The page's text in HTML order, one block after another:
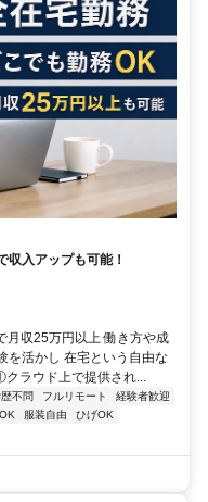
収入アップも可能！
月収25万円以上 働き方や成
を活かし 在宅という自由な
ラウド上で提供され...
不問 フルリモート
経験者歓迎
服装自由
ひげOK